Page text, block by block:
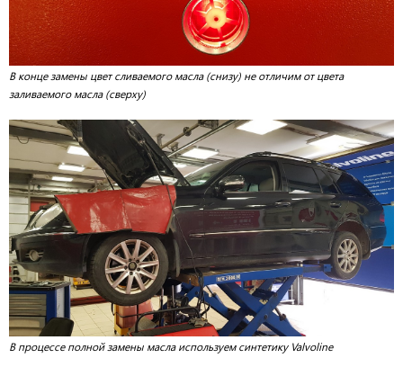
В конце замены цвет сливаемого масла (снизу) не отличим от цвета
заливаемого масла (сверху)
В процессе полной замены масла используем синтетику Valvoline